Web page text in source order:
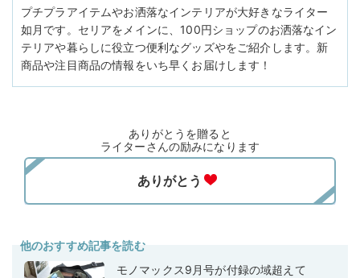
プチプラアイテムやお洒落なインテリアが大好きなライター
如月です。セリアをメインに、100円ショップのお洒落なイン
テリアや暮らしに役立つ便利なグッズやをご紹介します。新
商品や注目商品の情報をいち早くお届けします！
ありがとうを贈ると
ライターさんの励みになります
他のおすすめ記事を読む
モノマックス9月号が付録の域超えて